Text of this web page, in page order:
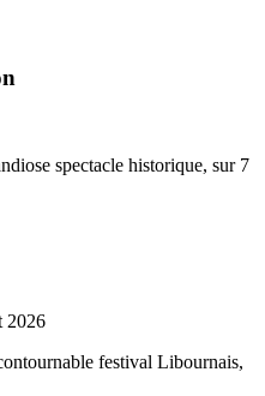
spectacle historique, sur 7
2026
festival Libournais,